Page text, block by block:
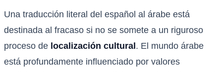
Una traducción literal del español al árabe está
destinada al fracaso si no se somete a un riguroso
proceso de localización cultural . El mundo árabe
está profundamente influenciado por valores